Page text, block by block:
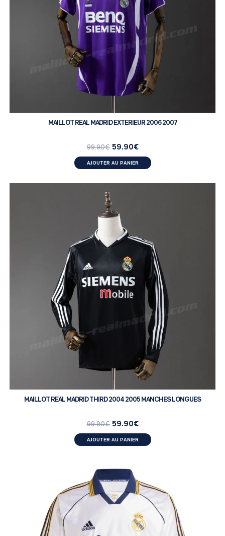
MAILLOT REAL MADRID EXTERIEUR 2006 2007
99.90€ 59.90€
AJOUTER AU PANIER
MAILLOT REAL MADRID THIRD 2004 2005 MANCHES LONGUES
99.90€ 59.90€
AJOUTER AU PANIER